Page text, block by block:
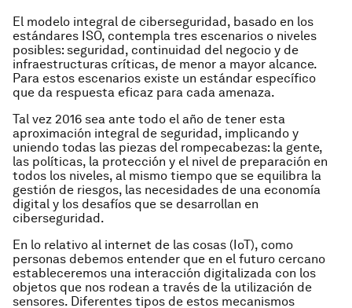
El modelo integral de ciberseguridad, basado en los
estándares ISO, contempla tres escenarios o niveles
posibles: seguridad, continuidad del negocio y de
infraestructuras críticas, de menor a mayor alcance.
Para estos escenarios existe un estándar específico
que da respuesta eficaz para cada amenaza.
Tal vez 2016 sea ante todo el año de tener esta
aproximación integral de seguridad, implicando y
uniendo todas las piezas del rompecabezas: la gente,
las políticas, la protección y el nivel de preparación en
todos los niveles, al mismo tiempo que se equilibra la
gestión de riesgos, las necesidades de una economía
digital y los desafíos que se desarrollan en
ciberseguridad.
En lo relativo al internet de las cosas (IoT), como
personas debemos entender que en el futuro cercano
estableceremos una interacción digitalizada con los
objetos que nos rodean a través de la utilización de
sensores. Diferentes tipos de estos mecanismos